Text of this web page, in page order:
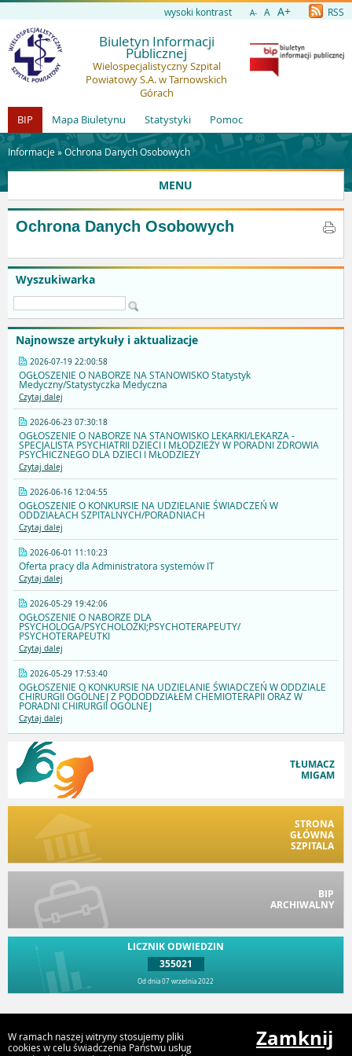
wysoki kontrast A- A A+ RSS
Biuletyn Informacji
Publicznej
Wielospecjalistyczny Szpital
Powiatowy S.A. w Tarnowskich
Górach
BIP
Mapa Biuletynu Statystyki Pomoc
Informacje »Ochrona Danych Osobowych
MENU
Wyszukiwarka
Najnowsze artykuły i aktualizacje
2026-07-19 22:00:58
OGŁOSZENIE O NABORZE NA STANOWISKO Statystyk
Medyczny/Statystyczka Medyczna
Czytaj dalej
2026-06-23 07:30:18
OGŁOSZENIE O NABORZE NA STANOWISKO LEKARKI/LEKARZA -
SPECJALISTA PSYCHIATRII DZIECI I MŁODZIEŻY W PORADNI ZDROWIA
PSYCHICZNEGO DLA DZIECI I MŁODZIEŻY
Czytaj dalej
2026-06-16 12:04:55
OGŁOSZENIE O KONKURSIE NA UDZIELANIE ŚWIADCZEŃ W
ODDZIAŁACH SZPITALNYCH/PORADNIACH
Czytaj dalej
2026-06-01 11:10:23
Oferta pracy dla Administratora systemów IT
Czytaj dalej
2026-05-29 19:42:06
OGŁOSZENIE O NABORZE DLA
PSYCHOLOGA/PSYCHOLOŻKI;PSYCHOTERAPEUTY/
PSYCHOTERAPEUTKI
Czytaj dalej
2026-05-29 17:53:40
OGŁOSZENIE O KONKURSIE NA UDZIELANIE ŚWIADCZEŃ W ODDZIALE
CHIRURGII OGÓLNEJ Z PODODDZIAŁEM CHEMIOTERAPII ORAZ W
PORADNI CHIRURGII OGÓLNEJ
Czytaj dalej
TŁUMACZ
MIGAM
STRONA
GŁÓWNA
SZPITALA
BIP
ARCHIWALNY
LICZNIK ODWIEDZIN
355021
Od dnia 07 września 2022
Ochrona Danych Osobowych
W ramach naszej witryny stosujemy pliki
cookies w celu świadczenia Państwu usług
Zamknij